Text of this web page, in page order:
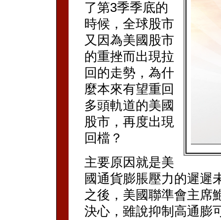
了第3季季底的
時候，全球股市
又因為美國股市
的重挫而出現拉
回的走勢，為什
麼本來有望重回
多頭軌道的美國
股市，再度出現
回檔？
主要原因就是美
國通貨膨脹壓力的遲遲
之後，美國聯準會主席
決心，雖說抑制高通膨